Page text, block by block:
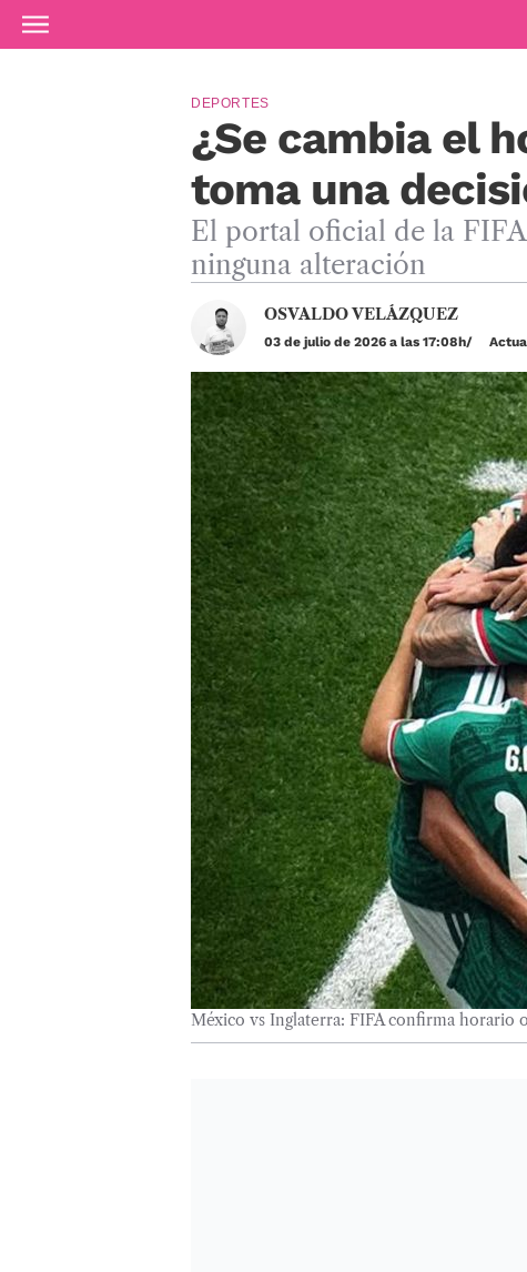
Ir al contenido principal
¿Se cambia el
toma una
DEPORTES
El portal oficial de la
ninguna alteración
OSVALDO VELÁZQUEZ
03 de julio de 2026 a las 17:08h
México vs Inglaterra: FIFA confirma horario